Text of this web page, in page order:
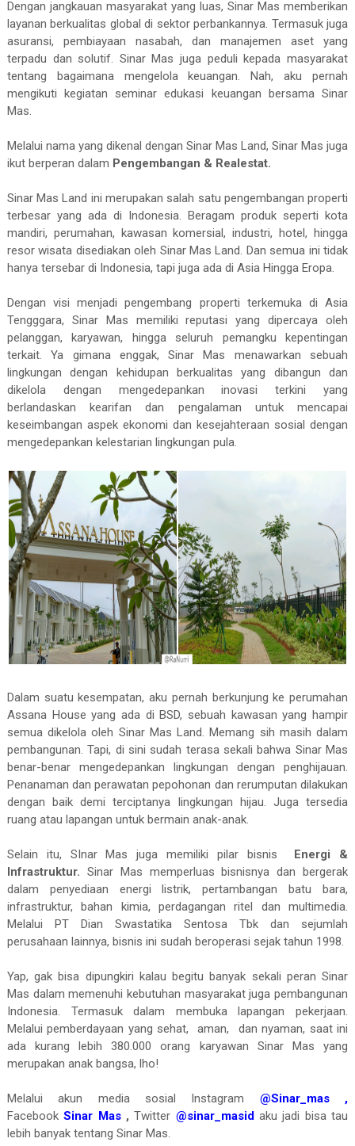
Dengan jangkauan masyarakat yang luas, Sinar Mas memberikan
layanan berkualitas global di sektor perbankannya. Termasuk juga
asuransi, pembiayaan nasabah, dan manajemen aset yang
terpadu dan solutif. Sinar Mas juga peduli kepada masyarakat
tentang bagaimana mengelola keuangan. Nah, aku pernah
mengikuti kegiatan seminar edukasi keuangan bersama Sinar
Mas.
Melalui nama yang dikenal dengan Sinar Mas Land, Sinar Mas juga
ikut berperan dalam Pengembangan & Realestat.
Sinar Mas Land ini merupakan salah satu pengembangan properti
terbesar yang ada di Indonesia. Beragam produk seperti kota
mandiri, perumahan, kawasan komersial, industri, hotel, hingga
resor wisata disediakan oleh Sinar Mas Land. Dan semua ini tidak
hanya tersebar di Indonesia, tapi juga ada di Asia Hingga Eropa.
Dengan visi menjadi pengembang properti terkemuka di Asia
Tengggara, Sinar Mas memiliki reputasi yang dipercaya oleh
pelanggan, karyawan, hingga seluruh pemangku kepentingan
terkait. Ya gimana enggak, Sinar Mas menawarkan sebuah
lingkungan dengan kehidupan berkualitas yang dibangun dan
dikelola dengan mengedepankan inovasi terkini yang
berlandaskan kearifan dan pengalaman untuk mencapai
keseimbangan aspek ekonomi dan kesejahteraan sosial dengan
mengedepankan kelestarian lingkungan pula.
Dalam suatu kesempatan, aku pernah berkunjung ke perumahan
Assana House yang ada di BSD, sebuah kawasan yang hampir
semua dikelola oleh Sinar Mas Land. Memang sih masih dalam
pembangunan. Tapi, di sini sudah terasa sekali bahwa Sinar Mas
benar-benar mengedepankan lingkungan dengan penghijauan.
Penanaman dan perawatan pepohonan dan rerumputan dilakukan
dengan baik demi terciptanya lingkungan hijau. Juga tersedia
ruang atau lapangan untuk bermain anak-anak.
Selain itu, SInar Mas juga memiliki pilar bisnis Energi &
Infrastruktur. Sinar Mas memperluas bisnisnya dan bergerak
dalam penyediaan energi listrik, pertambangan batu bara,
infrastruktur, bahan kimia, perdagangan ritel dan multimedia.
Melalui PT Dian Swastatika Sentosa Tbk dan sejumlah
perusahaan lainnya, bisnis ini sudah beroperasi sejak tahun 1998.
Yap, gak bisa dipungkiri kalau begitu banyak sekali peran Sinar
Mas dalam memenuhi kebutuhan masyarakat juga pembangunan
Indonesia. Termasuk dalam membuka lapangan pekerjaan.
Melalui pemberdayaan yang sehat, aman, dan nyaman, saat ini
ada kurang lebih 380.000 orang karyawan Sinar Mas yang
merupakan anak bangsa, lho!
Melalui akun media sosial Instagram @Sinar_mas,
Facebook Sinar Mas,Twitter @sinar_masid aku jadi bisa tau
lebih banyak tentang Sinar Mas.